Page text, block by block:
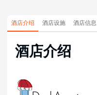
酒店介绍 酒店设施 酒店信息
酒店介绍